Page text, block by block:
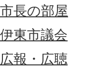
市長の部屋
伊東市議会
広報・広聴